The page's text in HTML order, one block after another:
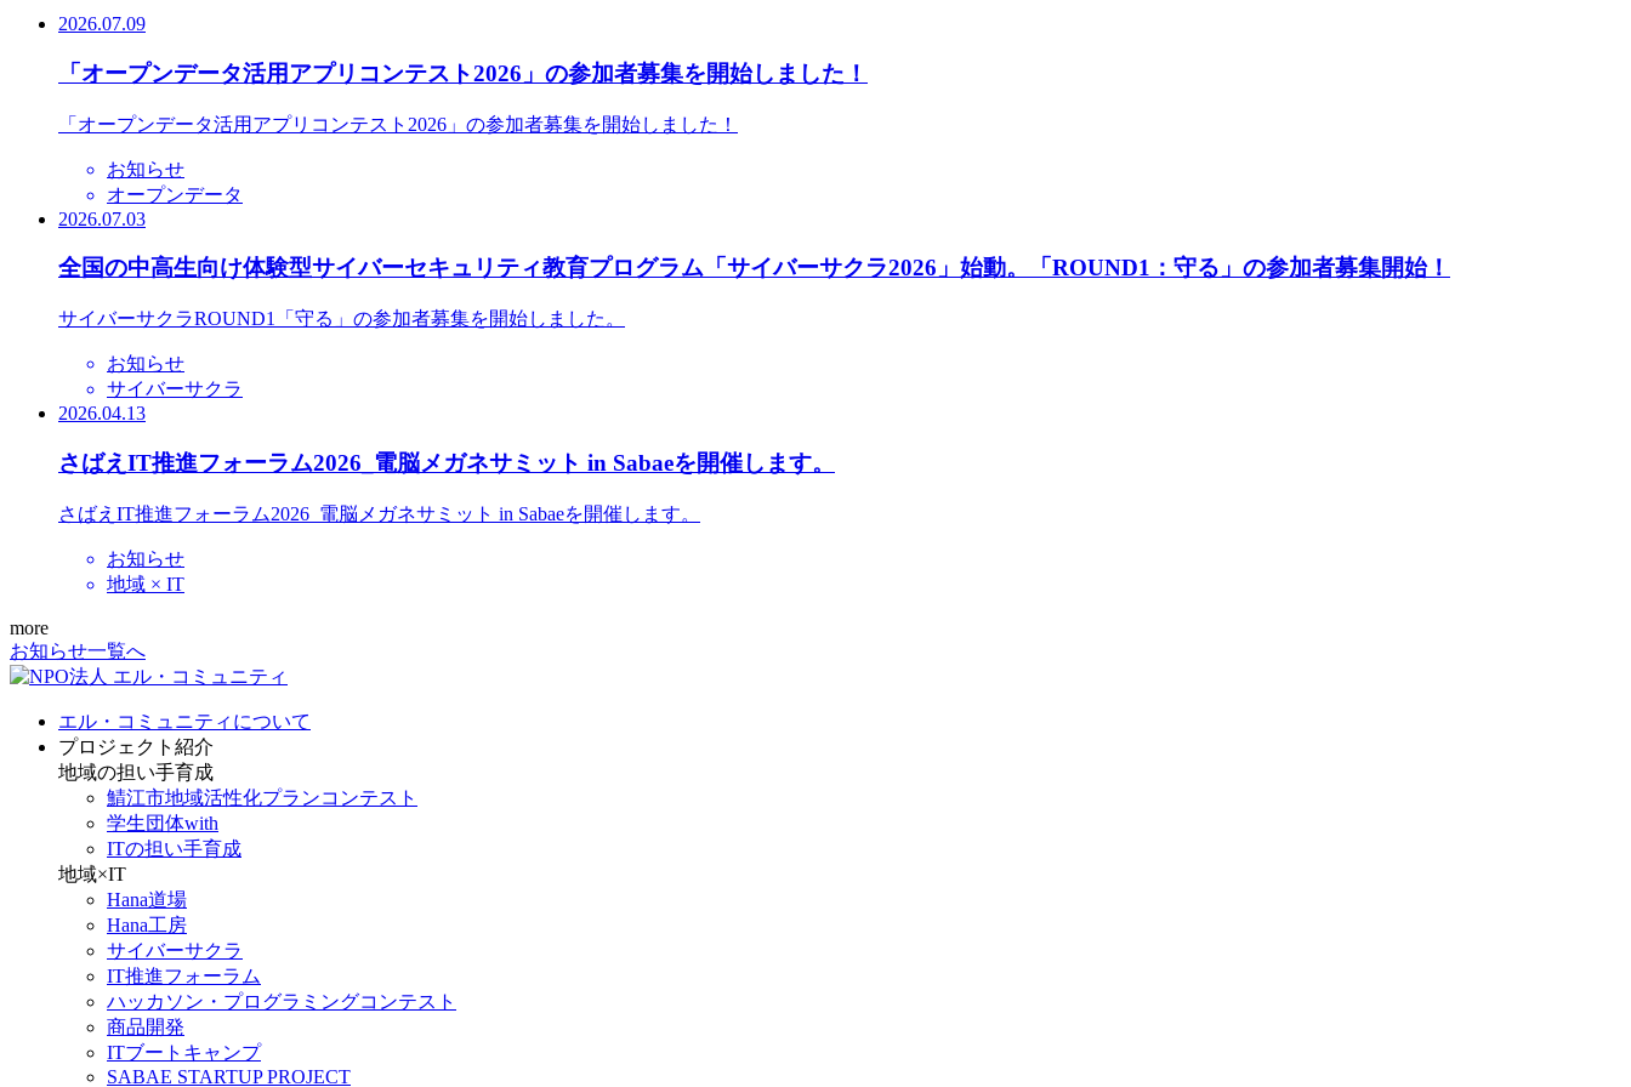
2026.07.09
「オープンデータ活用アプリコンテスト2026」の参加者募集を開始しました！
「オープンデータ活用アプリコンテスト2026」の参加者募集を開始しました！
お知らせ
オープンデータ
2026.07.03
全国の中高生向け体験型サイバーセキュリティ教育プログラム「サイバーサクラ2026」始動。「ROUND1：守る」の参加者募集開始！
サイバーサクラROUND1「守る」の参加者募集を開始しました。
お知らせ
サイバーサクラ
2026.04.13
さばえIT推進フォーラム2026_電脳メガネサミット in Sabaeを開催します。
さばえIT推進フォーラム2026_電脳メガネサミット in Sabaeを開催します。
お知らせ
地域 × IT
more
お知らせ一覧へ
エル・コミュニティについて
プロジェクト紹介
地域の担い手育成
鯖江市地域活性化プランコンテスト
学生団体with
ITの担い手育成
地域×IT
Hana道場
Hana工房
サイバーサクラ
IT推進フォーラム
ハッカソン・プログラミングコンテスト
商品開発
ITブートキャンプ
SABAE STARTUP PROJECT